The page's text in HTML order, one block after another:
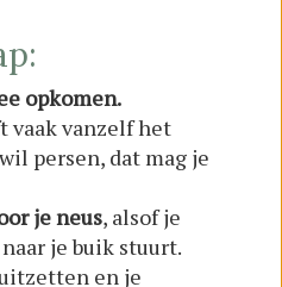
opkomen.
vaak vanzelf het
persen, dat mag je
je neus, alsof je
je buik stuurt.
en je